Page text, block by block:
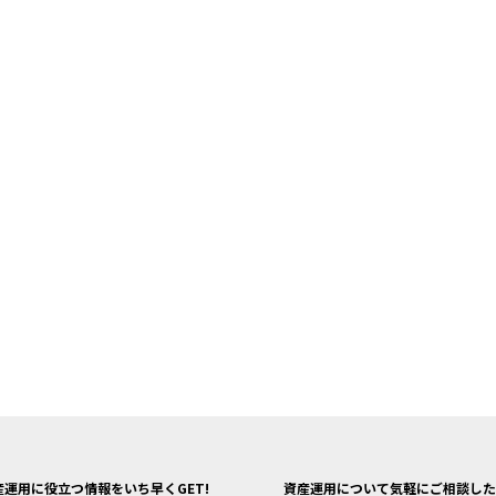
運用に役立つ情報をいち早くGET! 資産運用について気軽にご相談し